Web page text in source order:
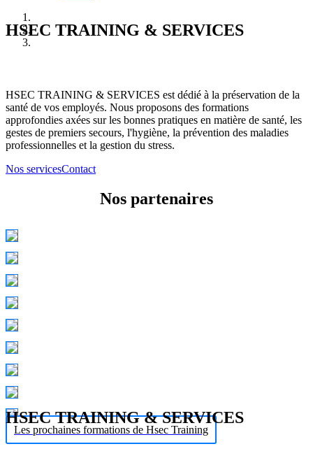
HSEC TRAINING & SERVICES
HSEC TRAINING & SERVICES est dédié à la préservation de la
santé de vos employés. Nous proposons des formations
approfondies axées sur les bonnes pratiques en matière de santé, les
gestes de premiers secours, l'hygiène, la prévention des maladies
professionnelles et la gestion du stress.
Nos servicesContact
Nos partenaires
Les prochaines formations de Hsec Training
HSEC TRAINING & SERVICES